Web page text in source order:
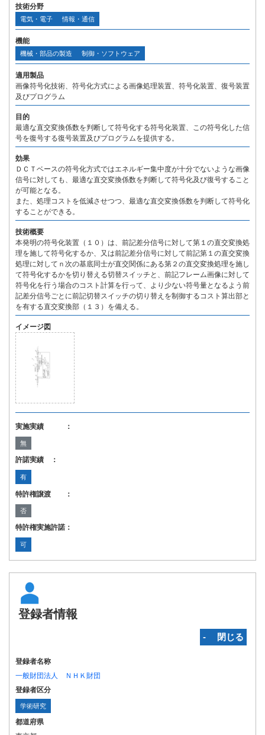
技術分野
電気・電子 情報・通信
機能
機械・部品の製造 制御・ソフトウェア
適用製品
画像符号化技術、符号化方式による画像処理装置、符号化装置、復号装置
及びプログラム
目的
最適な直交変換係数を判断して符号化する符号化装置、この符号化した信
号を復号する復号装置及びプログラムを提供する。
効果
ＤＣＴベースの符号化方式ではエネルギー集中度が十分でないような画像
信号に対しても、最適な直交変換係数を判断して符号化及び復号すること
が可能となる。
また、処理コストを低減させつつ、最適な直交変換係数を判断して符号化
することができる。
技術概要
本発明の符号化装置（１０）は、前記差分信号に対して第１の直交変換処
理を施して符号化するか、又は前記差分信号に対して前記第１の直交変換
処理に対してｎ次の基底同士が直交関係にある第２の直交変換処理を施し
て符号化するかを切り替える切替スイッチと、前記フレーム画像に対して
符号化を行う場合のコスト計算を行って、より少ない符号量となるよう前
記差分信号ごとに前記切替スイッチの切り替えを制御するコスト算出部と
を有する直交変換部（１３）を備える。
イメージ図
実施実績 ：
無
許諾実績 ：
有
特許権譲渡 ：
否
特許権実施許諾：
可
登録者情報
‐ 閉じる
登録者名称
一般財団法人 ＮＨＫ財団
登録者区分
学術研究
都道府県